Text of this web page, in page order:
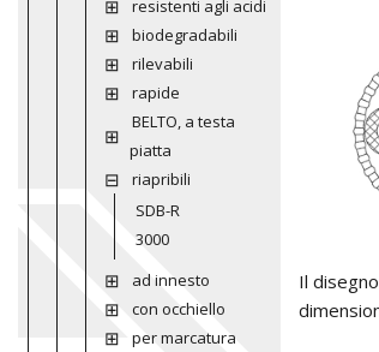
resistenti agli acidi
biodegradabili
rilevabili
rapide
BELTO, a testa
piatta
riapribili
SDB-R
3000
ad innesto
con occhiello
per marcatura
Il